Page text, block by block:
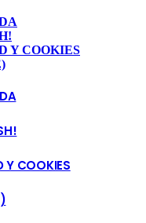
Y COOKIES
Y COOKIES